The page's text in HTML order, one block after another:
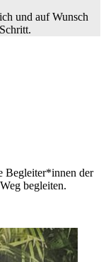
und auf Wunsch
Begleiter*innen der
begleiten.